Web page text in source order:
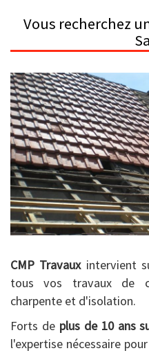
Vous recherchez
CMP Travauxintervient
tous vos travaux de
charpente et d'isolation.
Forts de plus de 10 ans
l'expertise nécessaire